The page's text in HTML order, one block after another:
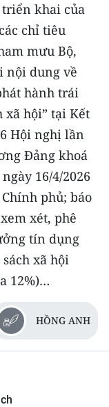
triển khai của
chỉ tiêu
mưu Bộ,
nội dung về
hành trái
xã hội” tại Kết
Hội nghị lần
Đảng khoá
16/4/2026
phủ; báo
xét, phê
tín dụng
xã hội
12%)…
HỒNG ANH